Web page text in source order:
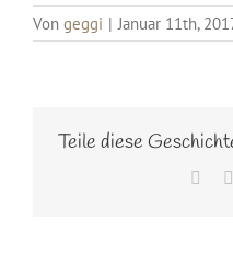
Von geggi | Januar 11th,
Teile diese